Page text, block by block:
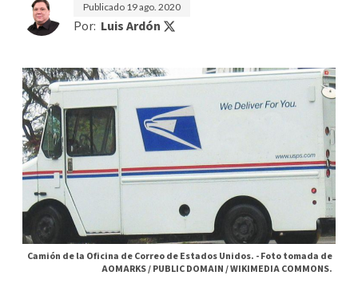
Publicado 19 ago. 2020
Por: Luis Ardón
Camión de la Oficina de Correo de Estados Unidos. -Foto tomada de
AOMARKS / PUBLIC DOMAIN / WIKIMEDIA COMMONS.